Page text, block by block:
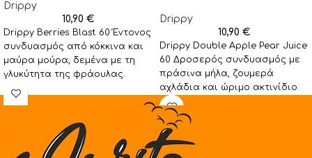
Drippy
10,90 €
Drippy Berries Blast 60 Έντονος
συνδυασμός από κόκκινα και
μαύρα μούρα, δεμένα με τη
γλυκύτητα της φράουλας.
Φρουτένια απόλαυση στο
Drippy
10,90 €
Drippy Double Apple Pear Juice
60 Δροσερός συνδυασμός με
πράσινα μήλα, ζουμερά
αχλάδια και ώριμο ακτινίδιο.
Φρουτένια ισορροπία με
φυσική